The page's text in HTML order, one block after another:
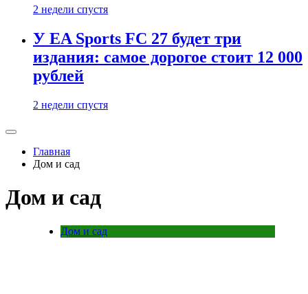
2 недели спустя
У EA Sports FC 27 будет три
издания: самое дорогое стоит 12 000
рублей
2 недели спустя
Главная
Дом и сад
Дом и сад
Дом и сад